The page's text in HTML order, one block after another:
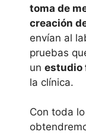
toma de
creación
envían al
pruebas
un estudio
la clínica.
Con toda